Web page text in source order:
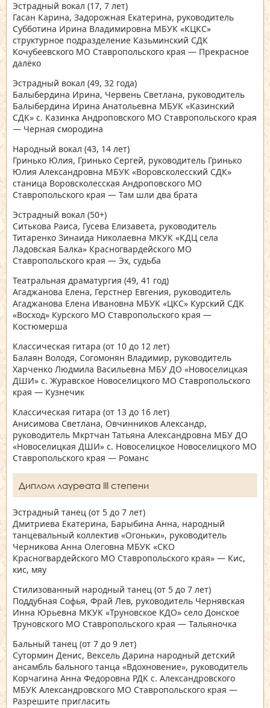
Эстрадный вокал (17, 7 лет)
Гасан Карина, Задорожная Екатерина, руководитель
Субботина Ирина Владимировна МБУК «КЦКС»
структурное подразделение Казьминский СДК
Кочубеевского МО Ставропольского края — Прекрасное
далёко
Эстрадный вокал (49, 32 года)
Балыбердина Ирина, Червень Светлана, руководитель
Балыбердина Ирина Анатольевна МБУК «Казинский
СДК» с. Казинка Андроповского МО Ставропольского края
— Черная смородина
Народный вокал (43, 14 лет)
Гринько Юлия, Гринько Сергей, руководитель Гринько
Юлия Александровна МБУК «Воровсколесский СДК»
станица Воровсколесская Андроповского МО
Ставропольского края — Там шли два брата
Эстрадный вокал (50+)
Ситькова Раиса, Гусева Елизавета, руководитель
Титаренко Зинаида Николаевна МКУК «КДЦ села
Ладовская Балка» Красногвардейского МО
Ставропольского края — Эх, судьба
Театральная драматургия (49, 41 год)
Агаджанова Елена, Герстнер Евгения, руководитель
Агаджанова Елена Ивановна МБУК «ЦКС» Курский СДК
«Восход» Курского МО Ставропольского края —
Костюмерша
Классическая гитара (от 10 до 12 лет)
Балаян Володя, Согомонян Владимир, руководитель
Харченко Людмила Васильевна МБУ ДО «Новоселицкая
ДШИ» с. Журавское Новоселицкого МО Ставропольского
края — Кузнечик
Классическая гитара (от 13 до 16 лет)
Анисимова Светлана, Овчинников Александр,
руководитель Мкртчан Татьяна Александровна МБУ ДО
«Новоселицкая ДШИ» с. Новоселицкое Новоселицкого МО
Ставропольского края — Романс
Диплом лауреата III степени
Эстрадный танец (от 5 до 7 лет)
Дмитриева Екатерина, Барыбина Анна, народный
танцевальный коллектив «Огоньки», руководитель
Черникова Анна Олеговна МБУК «СКО
Красногвардейского МО Ставропольского края» — Кис,
кис, мяу
Стилизованный народный танец (от 5 до 7 лет)
Поддубная Софья, Фрай Лев, руководитель Чернявская
Инна Юрьевна МКУК «Труновское КДО» село Донское
Труновского МО Ставропольского края — Тальяночка
Бальный танец (от 7 до 9 лет)
Сутормин Денис, Вексель Дарина народный детский
ансамбль бального танца «Вдохновение», руководитель
Корчагина Анна Федоровна РДК с. Александровского
МБУК Александровского МО Ставропольского края —
Разрешите пригласить